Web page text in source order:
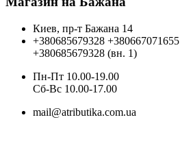
Киев, пр-т Бажана 14
+380685679328 +380667071655
+380685679328 (вн. 1)
Пн-Пт 10.00-19.00
Cб-Вс 10.00-17.00
mail@atributika.com.ua